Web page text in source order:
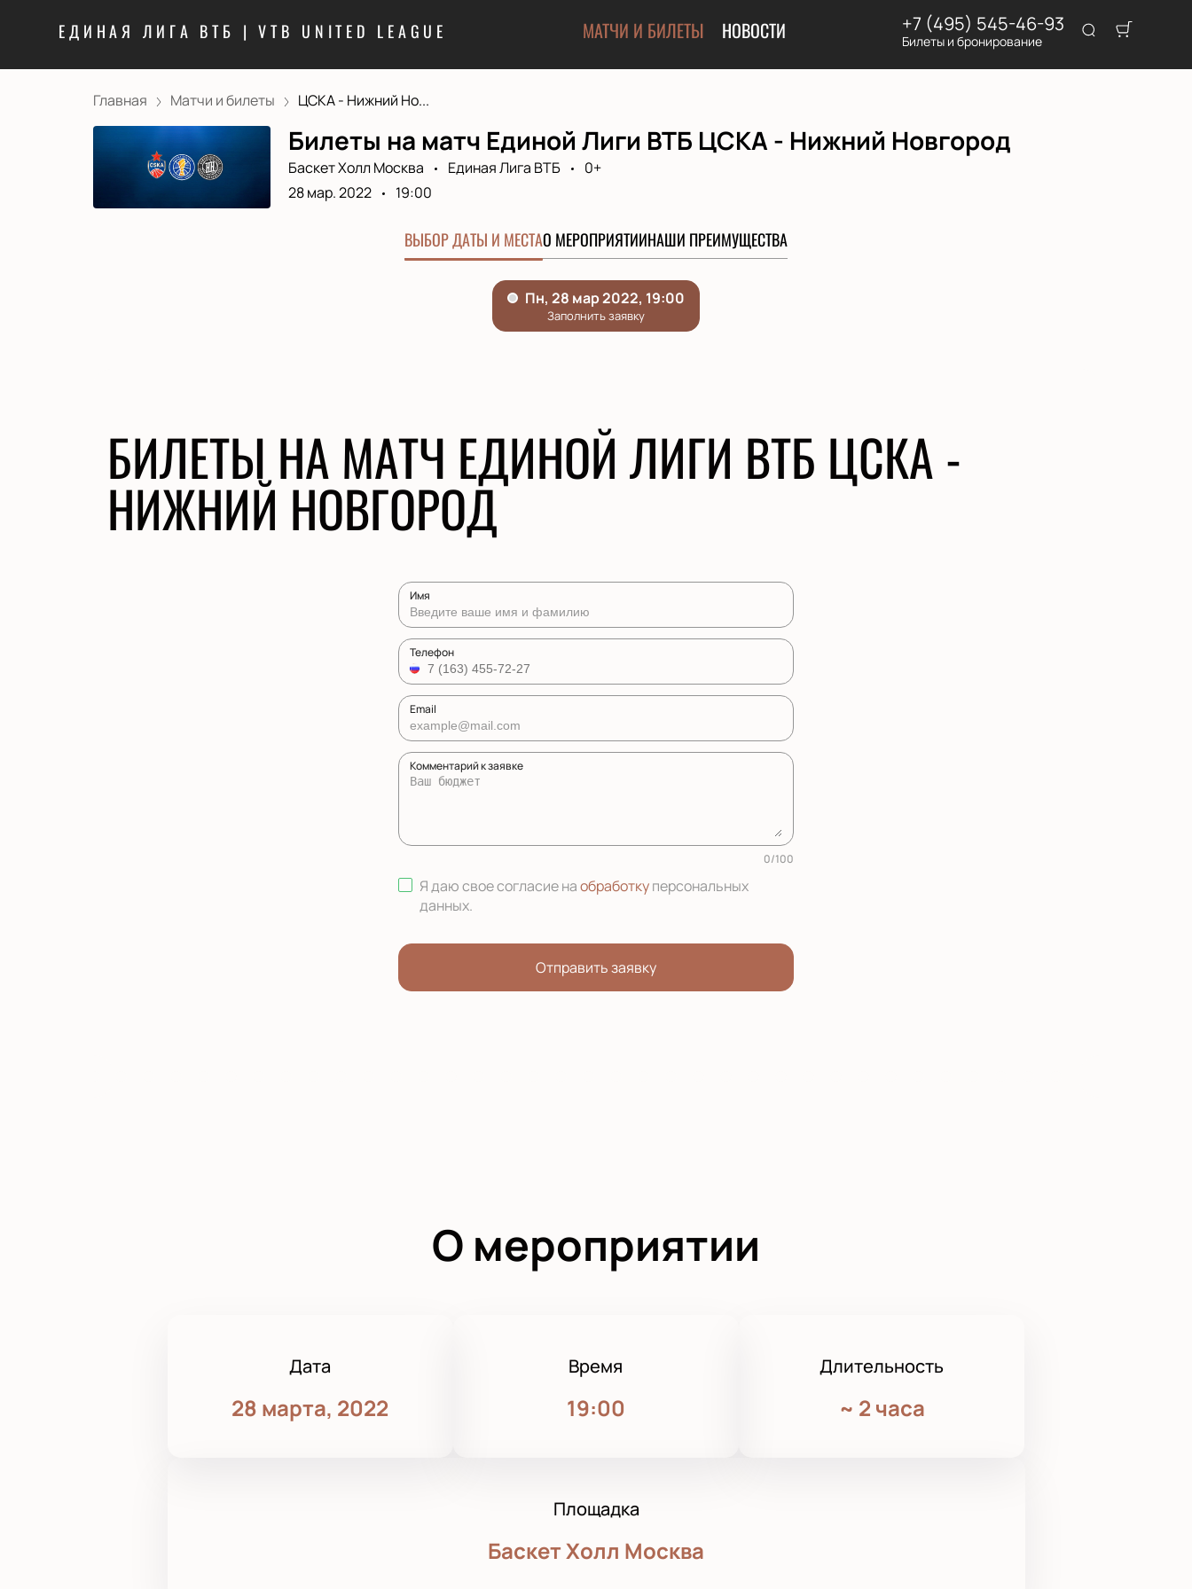
ЕДИНАЯ ЛИГА ВТБ | VTB UNITED LEAGUE МАТЧИ И БИЛЕТЫ НОВОСТИ +7 (495) 545-46-93
Билеты и бронирование
Главная Матчи и билеты ЦСКА - Нижний Но...
Билеты на матч Единой Лиги ВТБ ЦСКА - Нижний Новгород
Баскет Холл Москва Единая Лига ВТБ
0+
28 мар. 2022
19:00
ВЫБОР ДАТЫ И МЕСТАО МЕРОПРИЯТИИНАШИ ПРЕИМУЩЕСТВА
БИЛЕТЫ НА МАТЧ ЕДИНОЙ ЛИГИ ВТБ ЦСКА -
НИЖНИЙ НОВГОРОД
Имя
Телефон
Email
Комментарий к заявке
0/100
Я даю свое согласие наобработкуперсональных
данных.
Отправить заявку
О мероприятии
Дата
28 марта, 2022
Время
19:00
Длительность
~ 2 часа
Площадка
Баскет Холл Москва